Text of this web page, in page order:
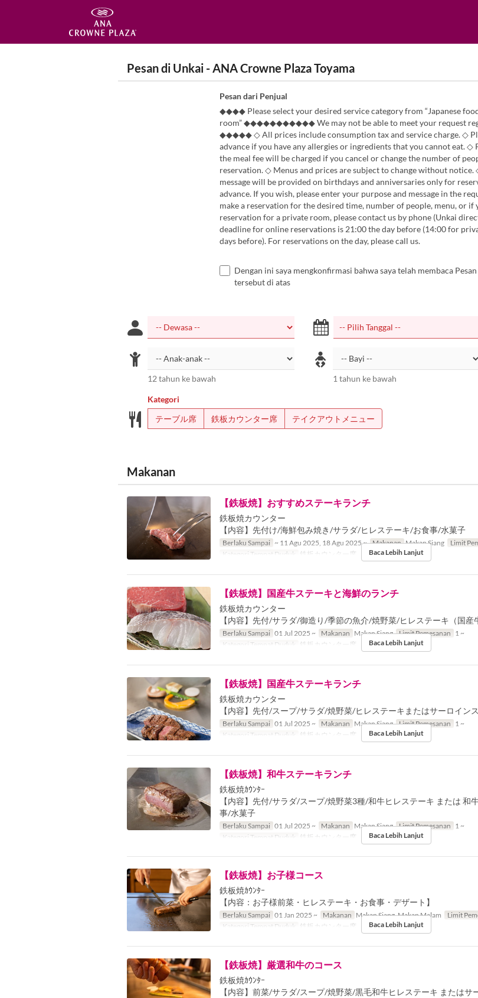
Pesan di Unkai - ANA Crowne Plaza Toyama
Pesan dari Penjual
◆◆◆◆ Please select your desired service category from “Japanese
room” ◆◆◆◆◆◆◆◆◆◆◆ We may not be able to meet your request
◆◆◆◆◆ ◇ All prices include consumption tax and service charge. ◇
advance if you have any allergies or ingredients that you cannot eat. ◇
the meal fee will be charged if you cancel or change the number of
reservation. ◇ Menus and prices are subject to change without
message will be provided on birthdays and anniversaries only for
advance. If you wish, please enter your purpose and message in the
make a reservation for the desired time, number of people, menu, or if
reservation for a private room, please contact us by phone (Unkai
deadline for online reservations is 21:00 the day before (14:00 for
days before). For reservations on the day, please call us.
Dengan ini saya mengkonfirmasi bahwa saya telah membaca
tersebut di atas
12 tahun ke bawah 1 tahun ke bawah
Kategori
テーブル席
鉄板カウンター席 テイクアウトメニュー
Makanan
【鉄板焼】おすすめステーキランチ
鉄板焼カウンター
【内容】先付け/海鮮包み焼き/サラダ/ヒレステーキ/お食事/水菓子
Berlaku Sampai ~ 11 Agu 2025, 18 Agu 2025 ~ Makanan Makan Siang Limit
Kategori Tempat Duduk
鉄板カウンター席 Baca Lebih Lanjut
【鉄板焼】国産牛ステーキと海鮮のランチ
鉄板焼カウンター
【内容】先付/サラダ/御造り/季節の魚介/焼野菜/ヒレステーキ（国
Berlaku Sampai 01 Jul 2025 ~ Makanan Makan Siang Limit Pemesanan 1 ~
Kategori Tempat Duduk
鉄板カウンター席 Baca Lebih Lanjut
【鉄板焼】国産牛ステーキランチ
鉄板焼カウンター
【内容】先付/スープ/サラダ/焼野菜/ヒレステーキまたはサーロイン
Berlaku Sampai 01 Jul 2025 ~ Makanan Makan Siang Limit Pemesanan 1 ~
Kategori Tempat Duduk
鉄板カウンター席 Baca Lebih Lanjut
【鉄板焼】和牛ステーキランチ
鉄板焼ｶｳﾝﾀｰ
【内容】先付/サラダ/スープ/焼野菜3種/和牛ヒレステーキ または 和
事/水菓子
Berlaku Sampai 01 Jul 2025 ~ Makanan Makan Siang Limit Pemesanan 1 ~
Kategori Tempat Duduk
鉄板カウンター席 Baca Lebih Lanjut
【鉄板焼】お子様コース
鉄板焼ｶｳﾝﾀｰ
【内容：お子様前菜・ヒレステーキ・お食事・デザート】
Berlaku Sampai 01 Jan 2025 ~ Makanan Makan Siang, Makan Malam Limit
Kategori Tempat Duduk
鉄板カウンター席 Baca Lebih Lanjut
【鉄板焼】厳選和牛のコース
鉄板焼ｶｳﾝﾀｰ
【内容】前菜/サラダ/スープ/焼野菜/黒毛和牛ヒレステーキ またはサ